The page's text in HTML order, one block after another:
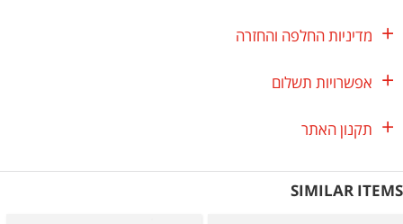
מדיניות החלפה והחזרה
אפשרויות תשלום
תקנון האתר
SIMILAR ITEMS